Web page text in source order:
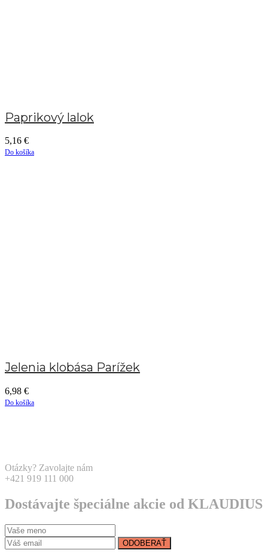
Paprikový lalok
5,16 €
Do košíka
Jelenia klobása Parížek
6,98 €
Do košíka
Otázky? Zavolajte nám
+421 919 111 000
Dostávajte špeciálne akcie od KLAUDIUS
ODOBERAŤ